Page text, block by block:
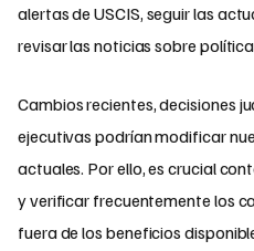
alertas de USCIS, seguir las
revisar las noticias sobre
Cambios recientes, decisiones
ejecutivas podrían modificar
actuales. Por ello, es crucial
y verificar frecuentemente los
fuera de los beneficios